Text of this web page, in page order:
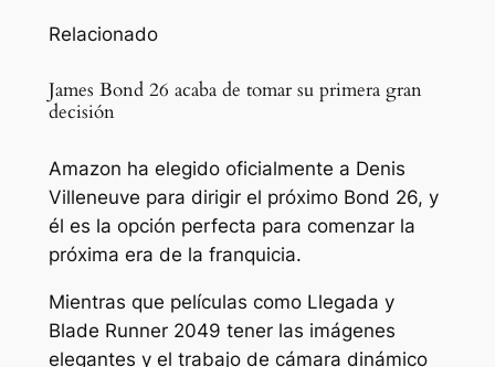
Relacionado
James Bond 26 acaba de tomar su primera gran
decisión
Amazon ha elegido oficialmente a Denis
Villeneuve para dirigir el próximo Bond 26, y
él es la opción perfecta para comenzar la
próxima era de la franquicia.
Mientras que películas como Llegada y
Blade Runner 2049 tener las imágenes
elegantes y el trabajo de cámara dinámico